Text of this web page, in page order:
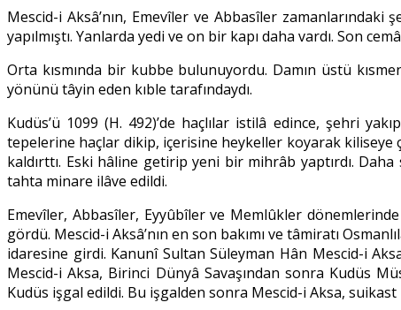
Mescid-i Aksâ’nın, Emevîler ve Abbasîler zamanlarındaki
yapılmıştı. Yanlarda yedi ve on bir kapı daha vardı. Son
Orta kısmında bir kubbe bulunuyordu. Damın üstü
yönünü tâyin eden kıble tarafındaydı.
Kudüs’ü 1099 (H. 492)’de haçlılar istilâ edince, şehri
tepelerine haçlar dikip, içerisine heykeller koyarak kiliseye
kaldırttı. Eski hâline getirip yeni bir mihrâb yaptırdı.
tahta minare ilâve edildi.
Emevîler, Abbasîler, Eyyûbîler ve Memlûkler
gördü. Mescid-i Aksâ’nın en son bakımı ve tâmiratı
idaresine girdi. Kanunî Sultan Süleyman Hân Mescid-i
Mescid-i Aksa, Birinci Dünyâ Savaşından sonra Kudüs
Kudüs işgal edildi. Bu işgalden sonra Mescid-i Aksa,